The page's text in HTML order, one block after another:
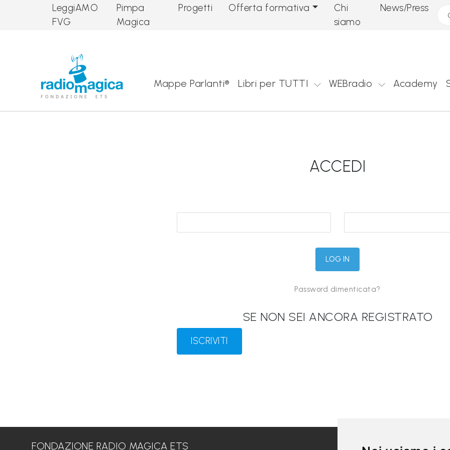
LeggiAMO
FVG
Pimpa
Magica
Progetti Offerta formativa
Chi
siamo
News/Press
Mappe Parlanti® Libri per TUTTI WEBradio Academy
ACCEDI
Password dimenticata?
SE NON SEI ANCORA REGISTRATO
ISCRIVITI
FONDAZIONE RADIO MAGICA ETS LINK UTILI